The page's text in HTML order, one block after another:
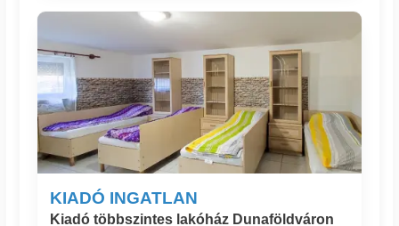
KIADÓ INGATLAN
Kiadó többszintes lakóház Dunaföldváron